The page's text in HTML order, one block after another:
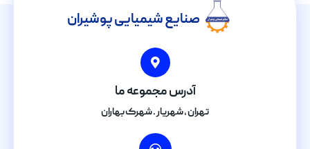
صنایع شیمیایی پوشیران
آدرس مجموعه ما
تهران , شهریار . شهرک بهاران